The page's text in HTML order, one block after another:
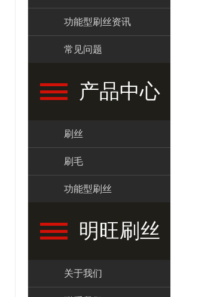
功能型刷丝资讯
常见问题
产品中心
刷丝
刷毛
功能型刷丝
明旺刷丝
关于我们